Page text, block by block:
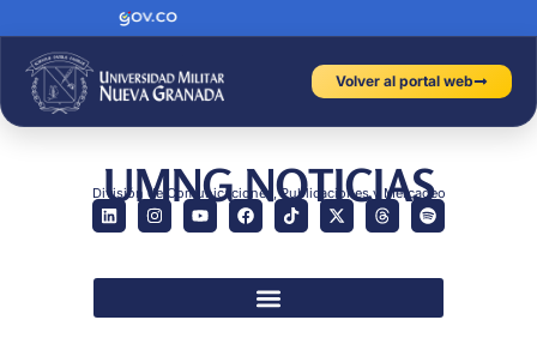
Volver al portal web
UMNG NOTICIAS
División de Comunicaciones, Publicaciones y Mercadeo